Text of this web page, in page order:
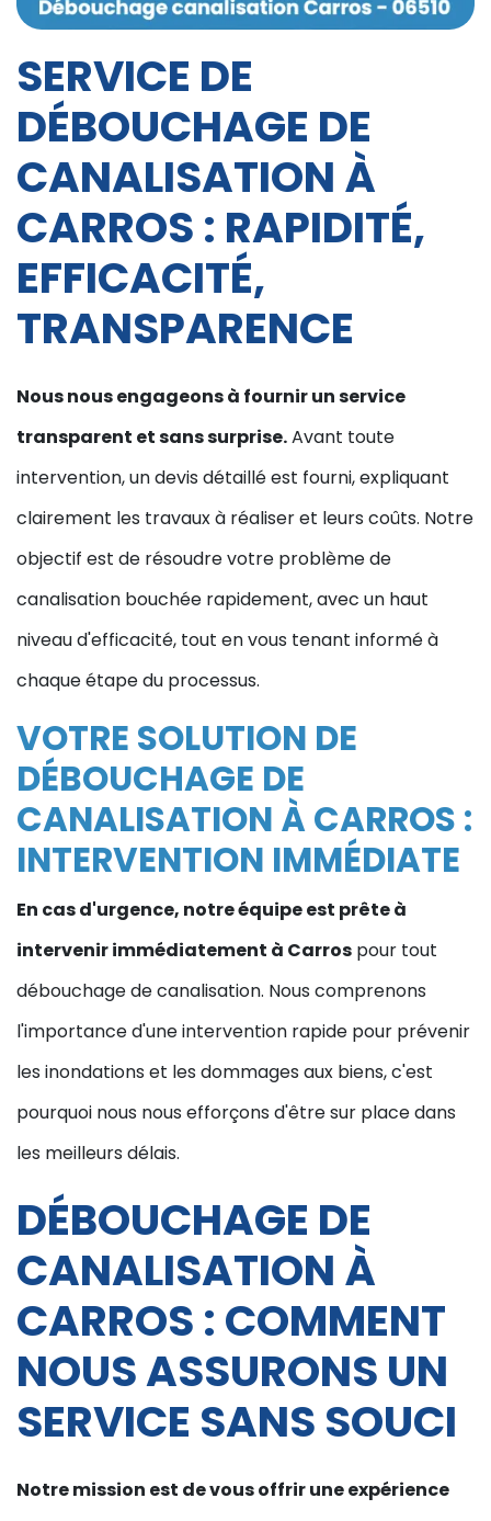
SERVICE DE
DÉBOUCHAGE DE
CANALISATION À
CARROS : RAPIDITÉ,
EFFICACITÉ,
TRANSPARENCE
Nous nous engageons à fournir un service
transparent et sans surprise.Avant toute
intervention, un devis détaillé est fourni, expliquant
clairement les travaux à réaliser et leurs coûts. Notre
objectif est de résoudre votre problème de
canalisation bouchée rapidement, avec un haut
niveau d'efficacité, tout en vous tenant informé à
chaque étape du processus.
VOTRE SOLUTION DE
DÉBOUCHAGE DE
CANALISATION À CARROS :
INTERVENTION IMMÉDIATE
En cas d'urgence, notre équipe est prête à
intervenir immédiatement à Carros pour tout
débouchage de canalisation. Nous comprenons
l'importance d'une intervention rapide pour prévenir
les inondations et les dommages aux biens, c'est
pourquoi nous nous efforçons d'être sur place dans
les meilleurs délais.
DÉBOUCHAGE DE
CANALISATION À
CARROS : COMMENT
NOUS ASSURONS UN
SERVICE SANS SOUCI
Notre mission est de vous offrir une expérience